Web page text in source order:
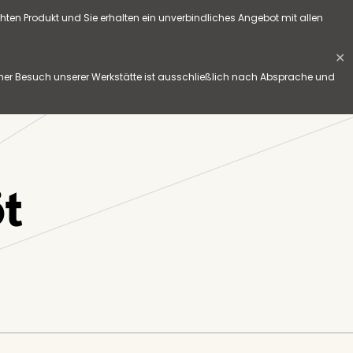
Produkt und Sie erhalten ein unverbindliches Angebot mit allen
Besuch unserer Werkstätte ist ausschließlich nach Absprache und
✕